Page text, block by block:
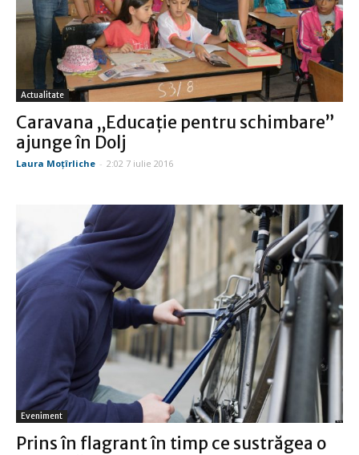
Actualitate
Caravana „Educaţie pentru schimbare”
ajunge în Dolj
Laura Moţîrliche - 2:02 7 iulie 2016
Eveniment
Prins în flagrant în timp ce sustrăgea o